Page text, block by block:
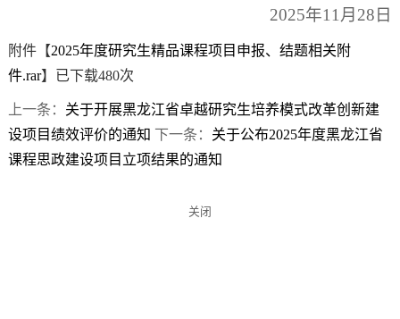
2025年11月28日
附件【2025年度研究生精品课程项目申报、结题相关附
件.rar】已下载480次
上一条： 关于开展黑龙江省卓越研究生培养模式改革创新建
设项目绩效评价的通知 下一条： 关于公布2025年度黑龙江省
课程思政建设项目立项结果的通知
关闭